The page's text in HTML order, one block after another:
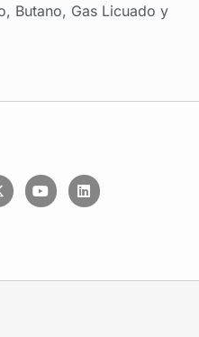
Butano, Gas Licuado y